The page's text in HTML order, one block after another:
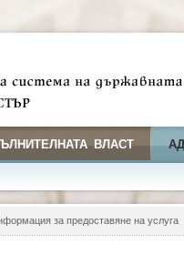
ВЛАСТ
за предоставяне на услуга